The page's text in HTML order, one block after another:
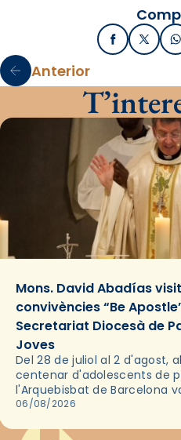
Facebook
X /
Anterior
Mons. David Abadías
convivències “Be
Secretariat Diocesà de
Joves
Del 28 de juliol al 2 d'agost,
centenar d'adolescents de
l'Arquebisbat de Barcelona
les convivències Be Apostle,
06/08/2026